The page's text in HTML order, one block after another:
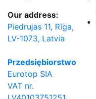
Our address:
Piedrujas 11, Rīga,
LV-1073, Latvia
Przedsiębiorstwo
Eurotop SIA
VAT nr.